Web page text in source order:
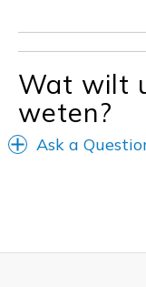
Wat wilt
weten?
Ask a